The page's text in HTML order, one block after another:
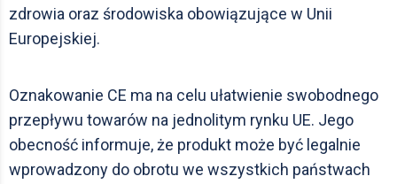
zdrowia oraz środowiska obowiązujące w Unii
Europejskiej.
Oznakowanie CE ma na celu ułatwienie swobodnego
przepływu towarów na jednolitym rynku UE. Jego
obecność informuje, że produkt może być legalnie
wprowadzony do obrotu we wszystkich państwach